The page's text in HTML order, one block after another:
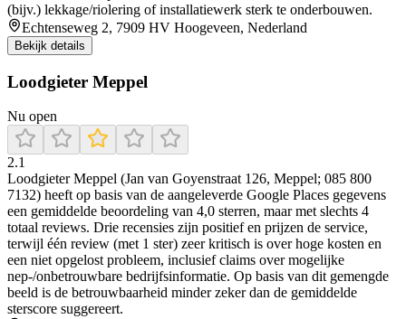
(bijv.) lekkage/riolering of installatiewerk sterk te onderbouwen.
Echtenseweg 2, 7909 HV Hoogeveen, Nederland
Bekijk details
Loodgieter Meppel
Nu open
2.1
Loodgieter Meppel (Jan van Goyenstraat 126, Meppel; 085 800
7132) heeft op basis van de aangeleverde Google Places gegevens
een gemiddelde beoordeling van 4,0 sterren, maar met slechts 4
totaal reviews. Drie recensies zijn positief en prijzen de service,
terwijl één review (met 1 ster) zeer kritisch is over hoge kosten en
een niet opgelost probleem, inclusief claims over mogelijke
nep-/onbetrouwbare bedrijfsinformatie. Op basis van dit gemengde
beeld is de betrouwbaarheid minder zeker dan de gemiddelde
sterscore suggereert.